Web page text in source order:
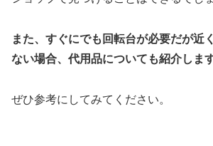
また、すぐにでも回転台が必要だが近
ない場合、代用品についても紹介します
ぜひ参考にしてみてください。